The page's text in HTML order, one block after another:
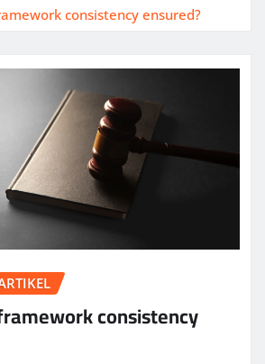
consistency ensured?
consistency